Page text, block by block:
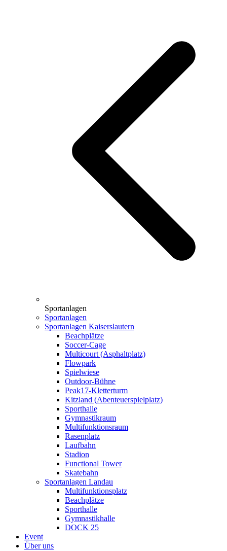
Sportanlagen
Sportanlagen
Sportanlagen Kaiserslautern
Beachplätze
Soccer-Cage
Multicourt (Asphaltplatz)
Flowpark
Spielwiese
Outdoor-Bühne
Peak17-Kletterturm
Kitzland (Abenteuerspielplatz)
Sporthalle
Gymnastikraum
Multifunktionsraum
Rasenplatz
Laufbahn
Stadion
Functional Tower
Skatebahn
Sportanlagen Landau
Multifunktionsplatz
Beachplätze
Sporthalle
Gymnastikhalle
DOCK 25
Event
Über uns